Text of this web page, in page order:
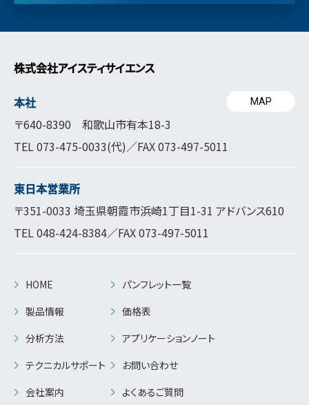
株式会社アイスティサイエンス
本社
〒640-8390 和歌山市有本18-3
TEL073-475-0033(代)／FAX 073-497-5011
MAP
東日本営業所
〒351-0033 埼玉県朝霞市浜崎1丁目1-31 アドバンス610
TEL048-424-8384／FAX 073-497-5011
HOME
製品情報
分析方法
テクニカルサポート
会社案内
パンフレット一覧
価格表
アプリケーションノート
お問い合わせ
よくあるご質問